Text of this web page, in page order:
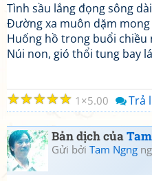
Tình sầu lắng đọng sông dài
Đường xa muôn dặm mong
Huống hồ trong buổi chiều
Núi non, gió thổi tung bay
☆
☆
☆
☆
☆ 1 5.00 Trả
Bản dịch của
Gửi bởi Tam Ngng